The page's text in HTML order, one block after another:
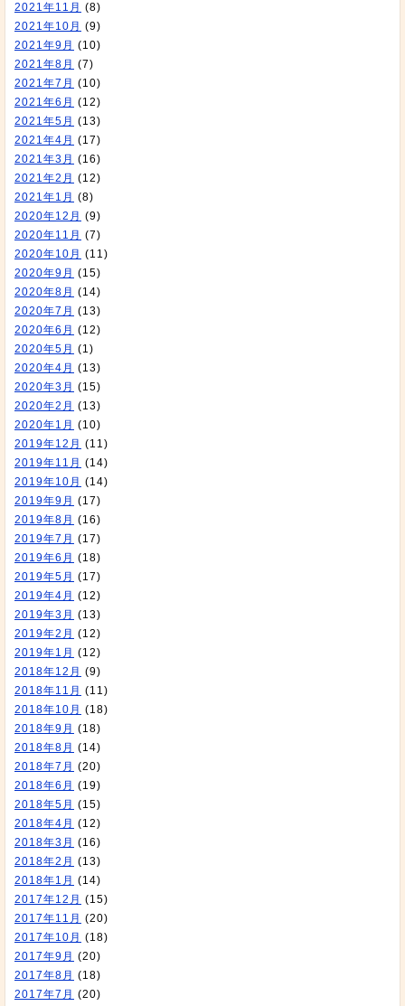
2021年11月 (8)
2021年10月 (9)
2021年9月 (10)
2021年8月 (7)
2021年7月 (10)
2021年6月 (12)
2021年5月 (13)
2021年4月 (17)
2021年3月 (16)
2021年2月 (12)
2021年1月 (8)
2020年12月 (9)
2020年11月 (7)
2020年10月 (11)
2020年9月 (15)
2020年8月 (14)
2020年7月 (13)
2020年6月 (12)
2020年5月 (1)
2020年4月 (13)
2020年3月 (15)
2020年2月 (13)
2020年1月 (10)
2019年12月 (11)
2019年11月 (14)
2019年10月 (14)
2019年9月 (17)
2019年8月 (16)
2019年7月 (17)
2019年6月 (18)
2019年5月 (17)
2019年4月 (12)
2019年3月 (13)
2019年2月 (12)
2019年1月 (12)
2018年12月 (9)
2018年11月 (11)
2018年10月 (18)
2018年9月 (18)
2018年8月 (14)
2018年7月 (20)
2018年6月 (19)
2018年5月 (15)
2018年4月 (12)
2018年3月 (16)
2018年2月 (13)
2018年1月 (14)
2017年12月 (15)
2017年11月 (20)
2017年10月 (18)
2017年9月 (20)
2017年8月 (18)
2017年7月 (20)